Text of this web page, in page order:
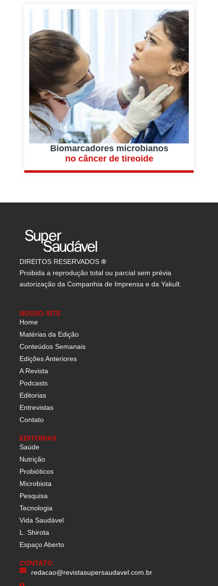
Biomarcadores microbianos
no câncer de tireoide
DIREITOS RESERVADOS ®
Proibida a reprodução total ou parcial sem prévia
autorização da Companhia de Imprensa e da Yakult.
NOSSO SITE
Home
Matérias da Edição
Conteúdos Semanais
Edições Anteriores
A Revista
Podcasts
Editorias
Entrevistas
Contato
EDITORIAS
Saúde
Nutrição
Probióticos
Microbiota
Pesquisa
Tecnologia
Vida Saudável
L. Shirota
Espaço Aberto
CONTATO
redacao@revistasupersaudavel.com.br